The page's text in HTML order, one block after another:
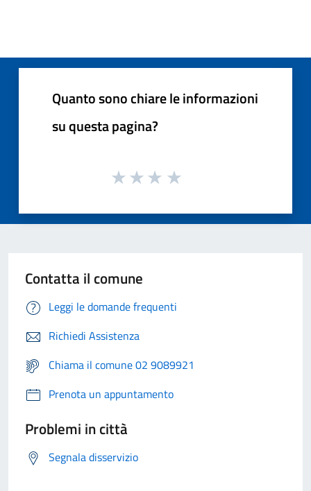
Quanto sono chiare le informazioni
su questa pagina?
Contatta il comune
Leggi le domande frequenti
Richiedi Assistenza
Chiama il comune 02 9089921
Prenota un appuntamento
Problemi in città
Segnala disservizio